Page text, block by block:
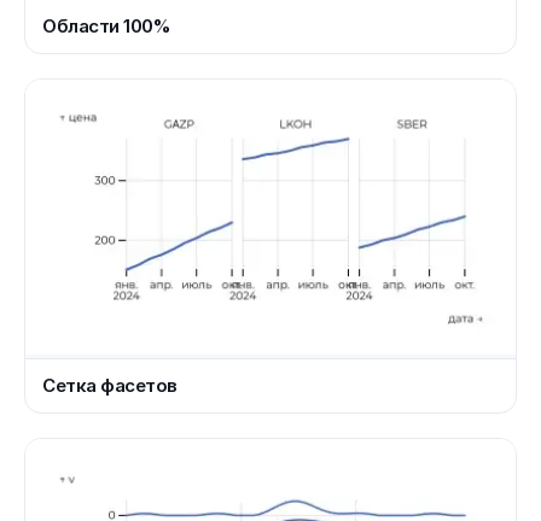
Области 100%
Сетка фасетов